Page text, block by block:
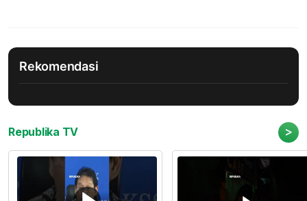
Rekomendasi
Republika TV >